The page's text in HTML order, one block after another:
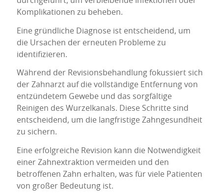
Komplikationen zu beheben.
Eine gründliche Diagnose ist entscheidend, um
die Ursachen der erneuten Probleme zu
identifizieren.
Während der Revisionsbehandlung fokussiert sich
der Zahnarzt auf die vollständige Entfernung von
entzündetem Gewebe und das sorgfältige
Reinigen des Wurzelkanals. Diese Schritte sind
entscheidend, um die langfristige Zahngesundheit
zu sichern.
Eine erfolgreiche Revision kann die Notwendigkeit
einer Zahnextraktion vermeiden und den
betroffenen Zahn erhalten, was für viele Patienten
von großer Bedeutung ist.